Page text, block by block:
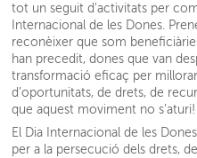
tot un seguit d'activitats per
Internacional de les Dones.
reconèixer que som
han precedit, dones que van
transformació eficaç per
d’oportunitats, de drets, de
que aquest moviment no s’aturi!
El Dia Internacional de les
per a la persecució dels drets,